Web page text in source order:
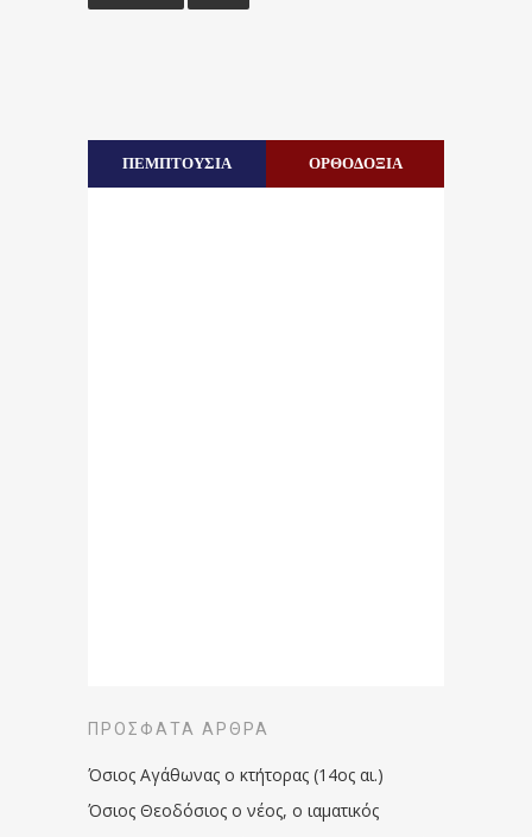
ΠΕΜΠΤΟΥΣΙΑ ΟΡΘΟΔΟΞΙΑ
ΠΡΌΣΦΑΤΑ ΆΡΘΡΑ
Όσιος Αγάθωνας ο κτήτορας (14ος αι.)
Όσιος Θεοδόσιος ο νέος, ο ιαματικός